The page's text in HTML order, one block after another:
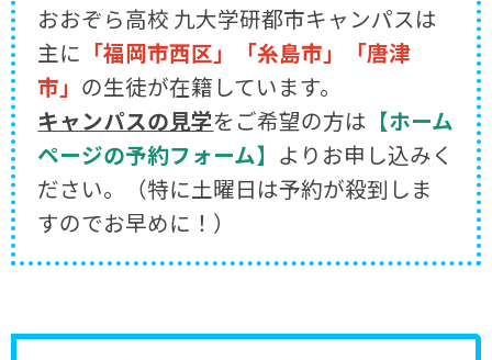
おおぞら高校 九大学研都市キャンパスは
主に 「福岡市西区」「糸島市」「唐津
市」 の生徒が在籍しています。
キャンパスの見学をご希望の方は 【ホーム
ページの予約フォーム】 よりお申し込みく
ださい。（特に土曜日は予約が殺到しま
すのでお早めに！）